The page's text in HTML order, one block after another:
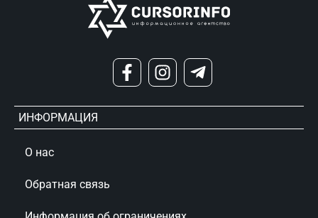
ИНФОРМАЦИЯ
О нас
Обратная связь